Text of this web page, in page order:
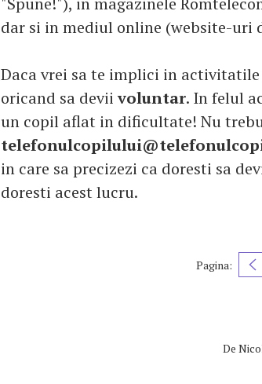
dar si in mediul online (website-uri
Daca vrei sa te implici in
oricand sa deviivoluntar. In felul
un copil aflat in dificultate! Nu
in care sa precizezi ca doresti sa
doresti acest lucru.
Pagina:
De